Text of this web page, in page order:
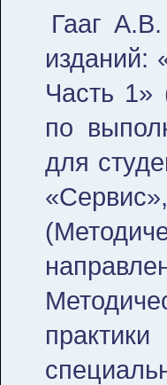
Гааг
изданий:
Часть 1»
по
для